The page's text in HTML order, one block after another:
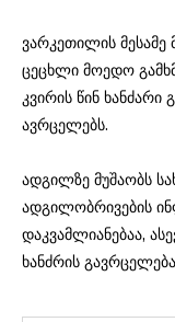
ვარკეთილის მესამე
ცეცხლი მოედო
კვირის წინ ხანძარი
ავრცელებს.
ადგილზე მუშაობს
ადგილობრივების
დაკვამლიანებაა,
ხანძრის